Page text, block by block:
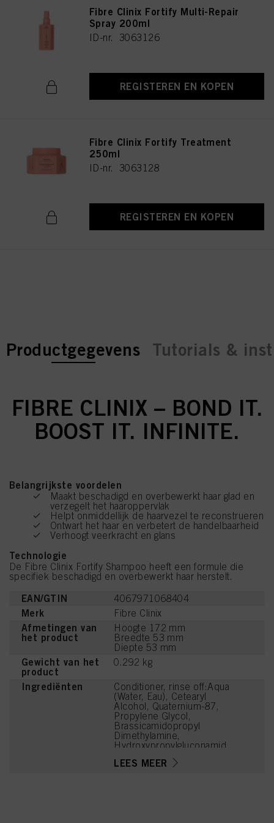
Fibre Clinix Fortify Multi-Repair
Spray 200ml
ID-nr. 3063126
REGISTEREN EN KOPEN
Fibre Clinix Fortify Treatment
250ml
ID-nr. 3063128
REGISTEREN EN KOPEN
current tab:
current tab:
Productgegevens Tutorials &
FIBRE CLINIX – BOND IT.
BOOST IT. INFINITE.
Belangrijkste voordelen
Maakt beschadigd en overbewerkt haar glad en
verzegelt het haaroppervlak
Helpt onmiddellijk de haarvezel te reconstrueren
Ontwart het haar en verbetert de handelbaarheid
Verhoogt veerkracht en glans
Technologie
De Fibre Clinix Fortify Shampoo heeft een formule die
specifiek beschadigd en overbewerkt haar herstelt.
EAN/GTIN 4067971068404
Merk Fibre Clinix
Afmetingen van
het product
Hoogte 172 mm
Breedte 53 mm
Diepte 53 mm
Gewicht van het
product
0.292 kg
Ingrediënten
Conditioner, rinse off:Aqua
(Water, Eau), Cetearyl
Alcohol, Quaternium-87,
Propylene Glycol,
Brassicamidopropyl
Dimethylamine,
Hydroxypropylgluconamid
Hydroxypropylammonium
LEES MEER